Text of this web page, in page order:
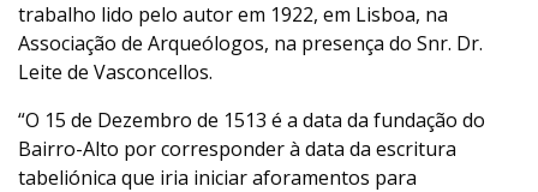
trabalho lido pelo autor em 1922, em Lisboa, na
Associação de Arqueólogos, na presença do Snr. Dr.
Leite de Vasconcellos.
“O 15 de Dezembro de 1513 é a data da fundação do
Bairro-Alto por corresponder à data da escritura
tabeliónica que iria iniciar aforamentos para